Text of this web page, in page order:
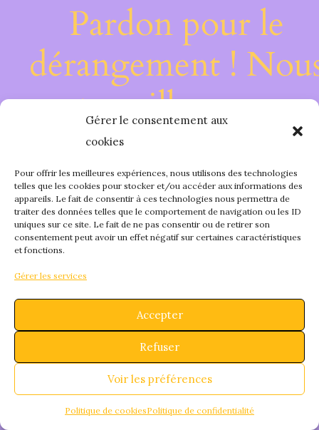
Gérer le consentement aux
cookies
Pour offrir les meilleures expériences, nous utilisons des technologies
telles que les cookies pour stocker et/ou accéder aux informations des
appareils. Le fait de consentir à ces technologies nous permettra de
traiter des données telles que le comportement de navigation ou les ID
uniques sur ce site. Le fait de ne pas consentir ou de retirer son
consentement peut avoir un effet négatif sur certaines caractéristiques
et fonctions.
Gérer les services
Accepter
Refuser
Voir les préférences
Politique de cookiesPolitique de confidentialité
Pardon pour le
dérangement !
travaillons sur
quelque chose de
fantastique –
bientôt !